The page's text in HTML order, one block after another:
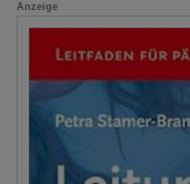
Anzeige